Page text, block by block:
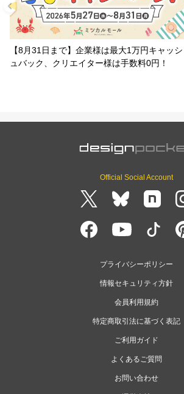
【8月31日まで】企業様は最大1万円キャッシ
ュバック、クリエイター様は手数料0円！
Official Social Account
プライバシーポリシー
情報セキュリティ方針
会員利用規約
特定商取引法に基づく表記
ご利用ガイド
よくあるご質問
お問い合わせ